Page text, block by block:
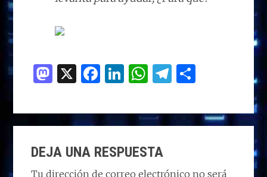
M
to
d
o
n
X F
ce
b
o
o
Li
k
e
dI
n
W
at
s
A
p
T
e
g
m
m
p
ti
CON
DEJA UNA RESPUESTA
Tu dirección de correo electrónico no será